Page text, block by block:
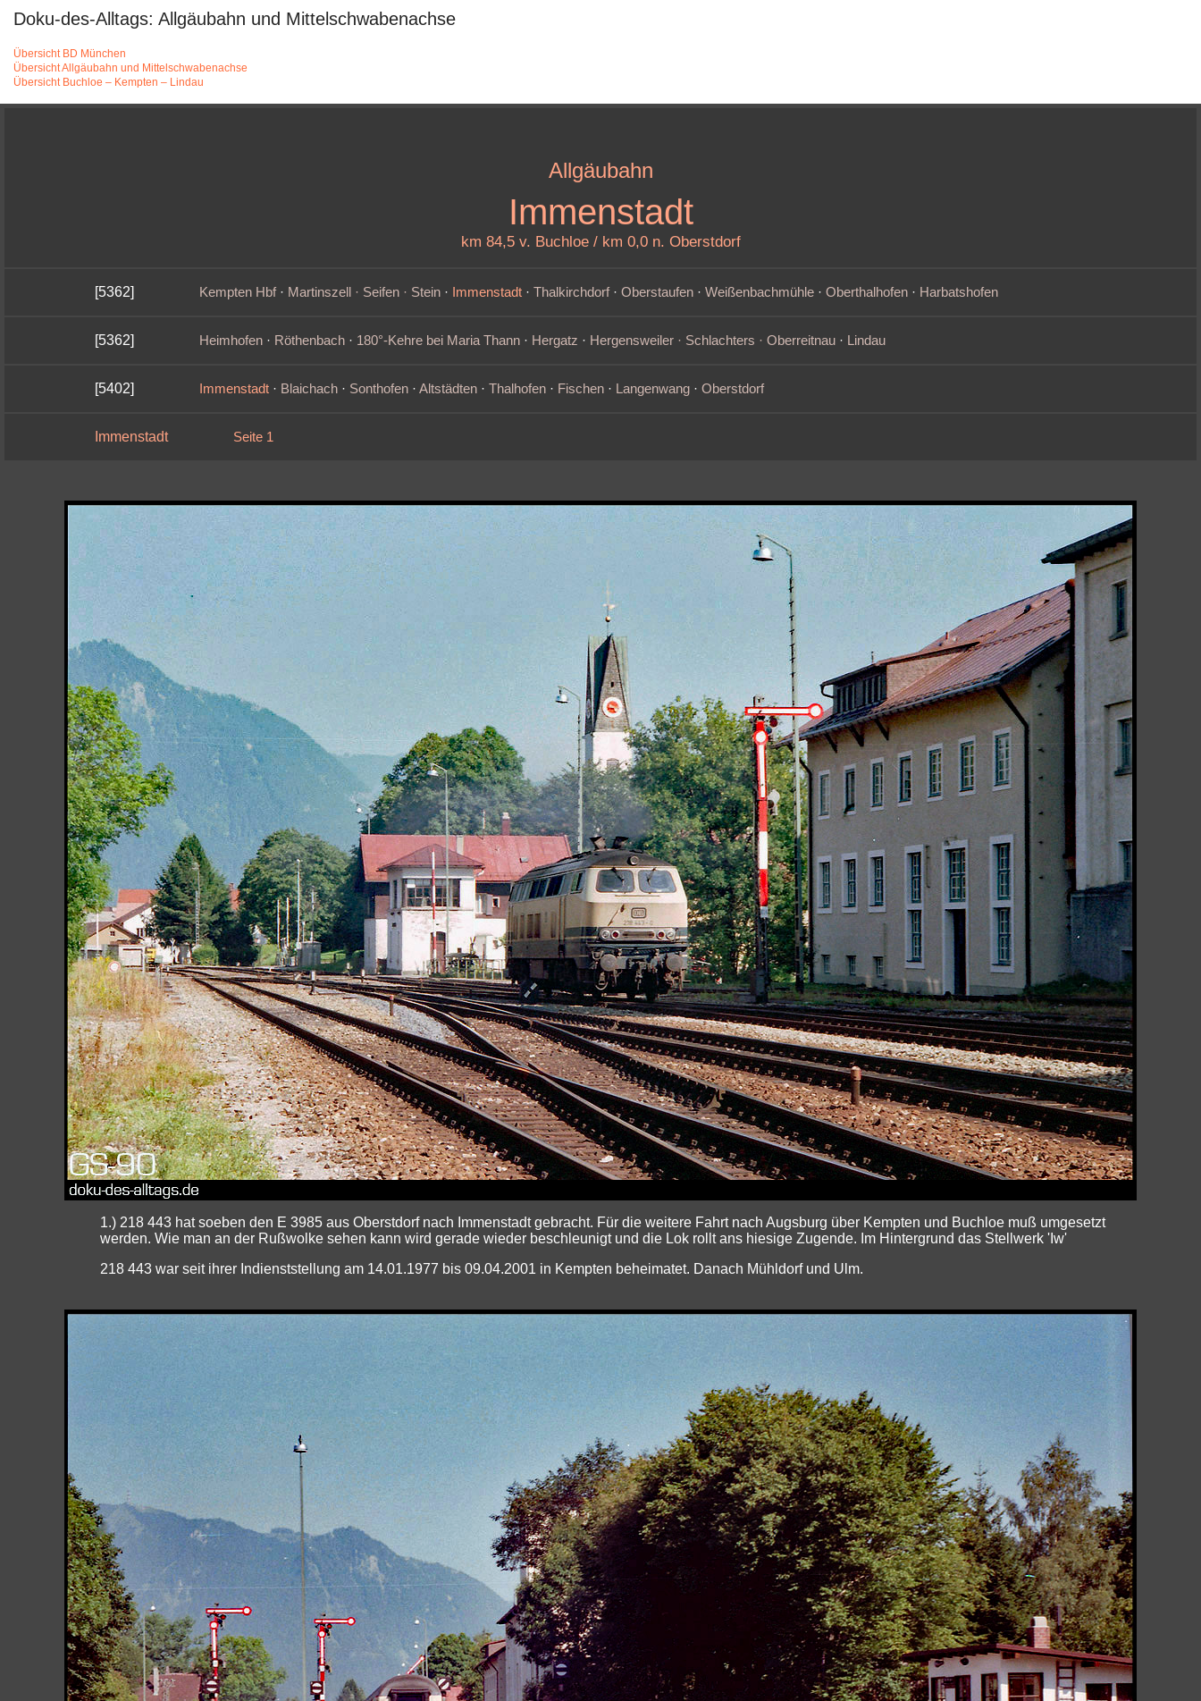
Doku-des-Alltags: Allgäubahn und Mittelschwabenachse
Übersicht BD München
Übersicht Allgäubahn und Mittelschwabenachse
Übersicht Buchloe – Kempten – Lindau
Allgäubahn
Immenstadt
km 84,5 v. Buchloe / km 0,0 n. Oberstdorf
[5362] Kempten Hbf· Martinszell · Seifen · Stein · Immenstadt ·Thalkirchdorf·Oberstaufen ·Weißenbachmühle ·Oberthalhofen · Harbatshofen
[5362] Heimhofen · Röthenbach · 180°‑Kehre bei Maria Thann · Hergatz · Hergensweiler · Schlachters · Oberreitnau · Lindau
[5402] Immenstadt · Blaichach · Sonthofen ·Altstädten ·Thalhofen · Fischen · Langenwang ·Oberstdorf
Immenstadt Seite 1
1.) 218 443 hat soeben den E 3985 aus Oberstdorf nach Immenstadt gebracht. Für die weitere Fahrt nach Augsburg über Kempten und Buchloe muß umgesetzt
werden. Wie man an der Rußwolke sehen kann wird gerade wieder beschleunigt und die Lok rollt ans hiesige Zugende. Im Hintergrund das Stellwerk 'Iw'
218 443 war seit ihrer Indienststellung am 14.01.1977 bis 09.04.2001 in Kempten beheimatet. Danach Mühldorf und Ulm.